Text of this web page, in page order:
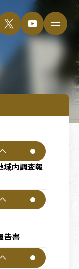
域内調査報
告書